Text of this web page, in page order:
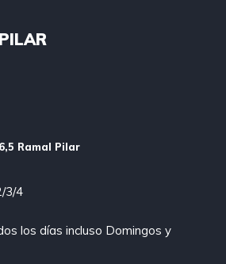
Ramal Pilar
3/4
los días incluso Domingos y